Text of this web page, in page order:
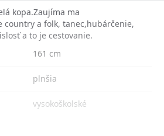
kopa.Zaujíma ma
a folk, tanec,hubárčenie,
a to je cestovanie.
161 cm
plnšia
vysokoškolské